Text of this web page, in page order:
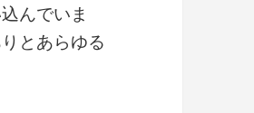
んでいま
とあらゆる